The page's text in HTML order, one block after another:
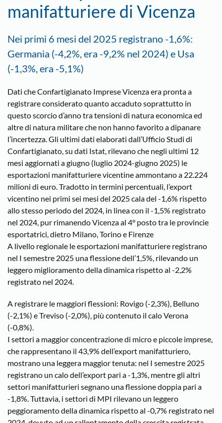
manifatturiere di Vicenza
Nei primi 6 mesi del 2025 registrano -1,6%:
Germania (-4,2%, era -9,2% nel 2024) e Usa
(-1,3%, era -5,1%)
Dati che Confartigianato Imprese Vicenza era pronta a
registrare considerato quanto accaduto soprattutto in
questo scorcio d’anno tra tensioni di natura economica ed
altre di natura militare che non hanno favorito a dipanare
l’incertezza. Gli ultimi dati elaborati dall’Ufficio Studi di
Confartigianato, su dati Istat, rilevano che negli ultimi 12
mesi aggiornati a giugno (luglio 2024-giugno 2025) le
esportazioni manifatturiere vicentine ammontano a 22.224
milioni di euro. Tradotto in termini percentuali, l’export
vicentino nei primi sei mesi del 2025 cala del -1,6% rispetto
allo stesso periodo del 2024, in linea con il -1,5% registrato
nel 2024, pur rimanendo Vicenza al 4° posto tra le provincie
esportatrici, dietro Milano, Torino e Firenze
A livello regionale le esportazioni manifatturiere registrano
nel I semestre 2025 una flessione dell’1,5%, rilevando un
leggero miglioramento della dinamica rispetto al -2,2%
registrato nel 2024.
A registrare le maggiori flessioni: Rovigo (-2,3%), Belluno
(-2,1%) e Treviso (-2,0%), più contenuto il calo Verona
(-0,8%).
I settori a maggior concentrazione di micro e piccole imprese,
che rappresentano il 43,9% dell’export manifatturiero,
mostrano una leggera maggior tenuta: nel I semestre 2025
registrano un calo dell’export pari a -1,3%, mentre gli altri
settori manifatturieri segnano una flessione doppia pari a
-1,8%. Tuttavia, i settori di MPI rilevano un leggero
peggioramento della dinamica rispetto al -0,7% registrato nel